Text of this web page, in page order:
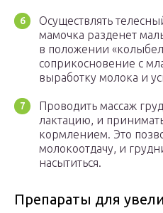
Осуществлять
мамочка разденет
в положении
соприкосновение с
выработку молока и
Проводить массаж
лактацию, и
кормлением. Это
молокоотдачу, и
насытиться.
Препараты для